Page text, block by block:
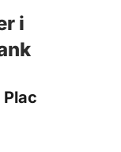
i
Plac